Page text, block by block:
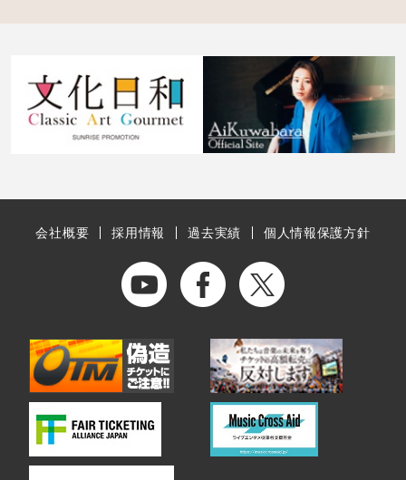
会社概要 採用情報 過去実績 個人情報保護方針